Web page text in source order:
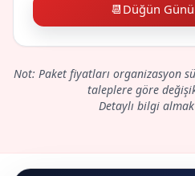
📆 Düğün
Not: Paket fiyatları organizasyon
taleplere göre
Detaylı bilgi